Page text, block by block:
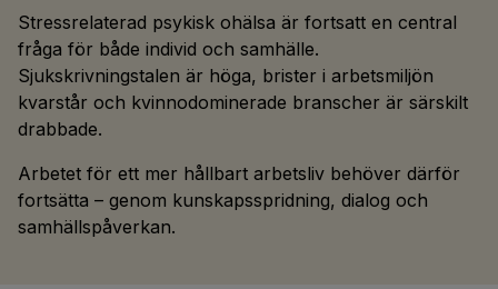
Stressrelaterad psykisk ohälsa är fortsatt en central
fråga för både individ och samhälle.
Sjukskrivningstalen är höga, brister i arbetsmiljön
kvarstår och kvinnodominerade branscher är särskilt
drabbade.
Arbetet för ett mer hållbart arbetsliv behöver därför
fortsätta – genom kunskapsspridning, dialog och
samhällspåverkan.